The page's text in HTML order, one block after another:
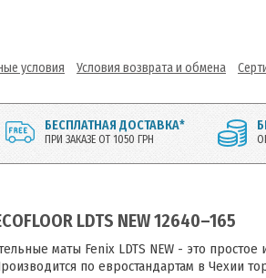
условия Условия возврата и обмена
БЕСПЛАТНАЯ ДОСТАВКА*
ПРИ ЗАКАЗЕ ОТ 1050 ГРН
LDTS NEW 12640–165
маты Fenix LDTS NEW - это
по евростандартам в Чехии